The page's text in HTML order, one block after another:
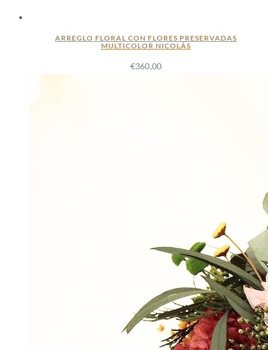
ARREGLO FLORAL CON FLORES PRESERVADAS
MULTICOLOR NICOLÁS
€360,00